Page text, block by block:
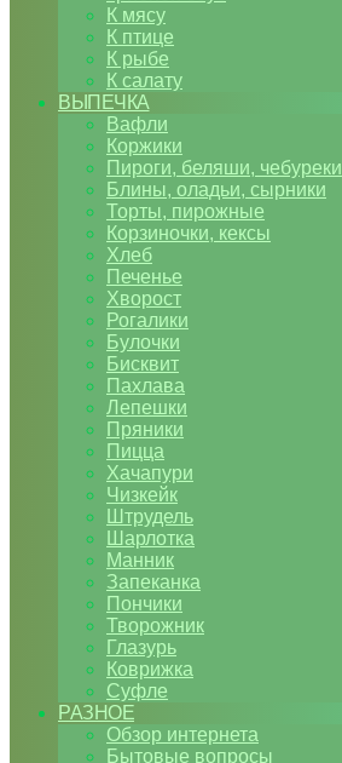
К мясу
К птице
К рыбе
К салату
ВЫПЕЧКА
Вафли
Коржики
Пироги, беляши, чебуреки
Блины, оладьи, сырники
Торты, пирожные
Корзиночки, кексы
Хлеб
Печенье
Хворост
Рогалики
Булочки
Бисквит
Пахлава
Лепешки
Пряники
Пицца
Хачапури
Чизкейк
Штрудель
Шарлотка
Манник
Запеканка
Пончики
Творожник
Глазурь
Коврижка
Суфле
РАЗНОЕ
Обзор интернета
Бытовые вопросы